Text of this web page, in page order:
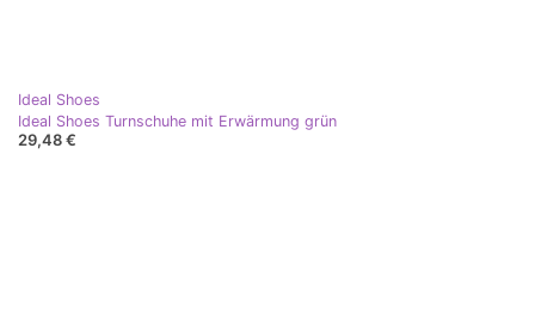
Ideal Shoes
Ideal Shoes Turnschuhe mit Erwärmung grün
29,48 €